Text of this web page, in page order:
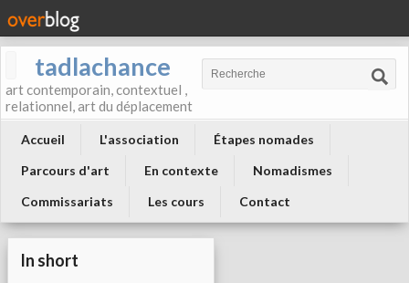
tadlachance
art contemporain, contextuel ,
relationnel, art du déplacement
Accueil L'association
Étapes nomades
Parcours d'art
En contexte
Nomadismes
Commissariats
Les cours Contact
In short